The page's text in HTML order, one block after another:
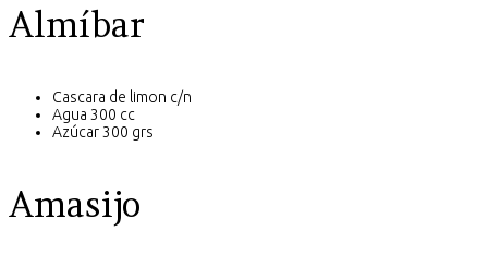
Almíbar
Cascara de limon c/n
Agua 300 cc
Azúcar 300 grs
Amasijo